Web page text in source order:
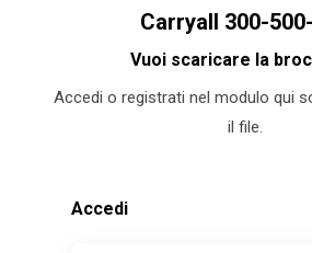
Carryall 300-
Vuoi scaricare la
Accedi o registrati nel modulo qui
il file.
Accedi